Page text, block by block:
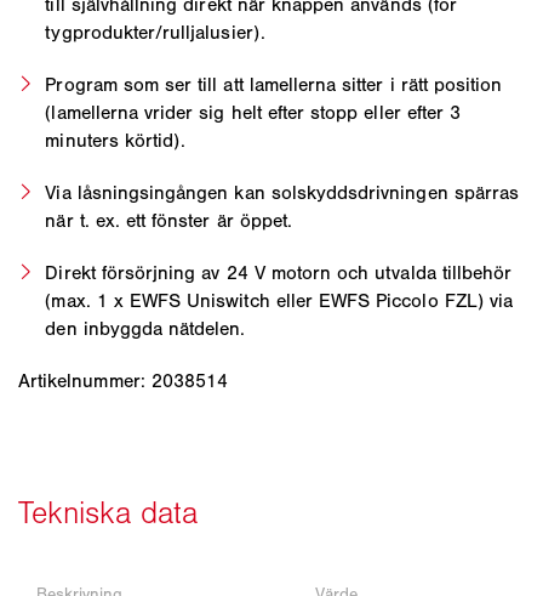
till självhållning direkt när knappen används (för
tygprodukter/rulljalusier).
Program som ser till att lamellerna sitter i rätt position
(lamellerna vrider sig helt efter stopp eller efter 3
minuters körtid).
Via låsningsingången kan solskyddsdrivningen spärras
när t. ex. ett fönster är öppet.
Direkt försörjning av 24 V motorn och utvalda tillbehör
(max. 1 x EWFS Uniswitch eller EWFS Piccolo FZL) via
den inbyggda nätdelen.
Artikelnummer: 2038514